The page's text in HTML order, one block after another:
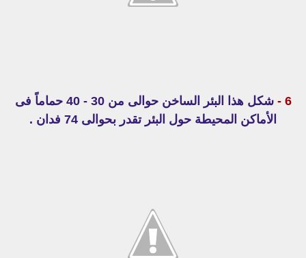
6 -
شكل هذا البئر الساخن حوالى من 30 - 40 حماماً فى
الأماكن المحيطة حول البئر تقدر بحوالى 74 فدان .